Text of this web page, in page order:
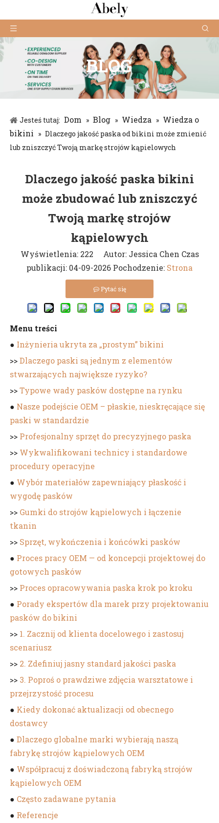
BLOG
Jesteś tutaj: Dom » Blog » Wiedza » Wiedza o
bikini » Dlaczego jakość paska od bikini może zmienić
lub zniszczyć Twoją markę strojów kąpielowych
Dlaczego jakość paska bikini
może zbudować lub zniszczyć
Twoją markę strojów
kąpielowych
Wyświetlenia: 222 Autor: Jessica Chen Czas
publikacji: 04-09-2026 Pochodzenie: Strona
Pytać się
Menu treści
● Inżynieria ukryta za „prostym” bikini
>>Dlaczego paski są jednym z elementów
stwarzających największe ryzyko?
>>Typowe wady pasków dostępne na rynku
● Nasze podejście OEM – płaskie, nieskręcające się
paski w standardzie
>> Profesjonalny sprzęt do precyzyjnego paska
>> Wykwalifikowani technicy i standardowe
procedury operacyjne
● Wybór materiałów zapewniający płaskość i
wygodę pasków
>> Gumki do strojów kąpielowych i łączenie
tkanin
>> Sprzęt, wykończenia i końcówki pasków
● Proces pracy OEM — od koncepcji projektowej do
gotowych pasków
>> Proces opracowywania paska krok po kroku
● Porady ekspertów dla marek przy projektowaniu
pasków do bikini
>> 1. Zacznij od klienta docelowego i zastosuj
scenariusz
>> 2. Zdefiniuj jasny standard jakości paska
>> 3. Poproś o prawdziwe zdjęcia warsztatowe i
przejrzystość procesu
● Kiedy dokonać aktualizacji od obecnego
dostawcy
● Dlaczego globalne marki wybierają naszą
fabrykę strojów kąpielowych OEM
● Współpracuj z doświadczoną fabryką strojów
kąpielowych OEM
● Często zadawane pytania
● Referencje